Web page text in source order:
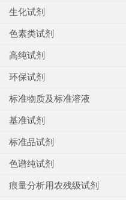
生化试剂
色素类试剂
高纯试剂
环保试剂
标准物质及标准溶液
基准试剂
标准品试剂
色谱纯试剂
痕量分析用农残级试剂